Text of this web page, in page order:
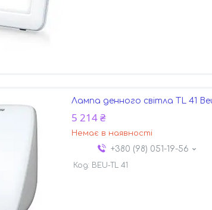
Лампа денного світла TL 41
5 214 ₴
Немає в наявності
+380 (98) 051-19-56
BEU-TL 41